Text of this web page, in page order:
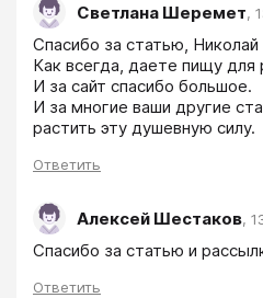
Светлана Шеремет,
Спасибо за статью, Николай
Как всегда, даете пищу
И за сайт спасибо большое.
И за многие ваши другие
Ответить
Алексей Шестаков,
Спасибо за статью и
Ответить